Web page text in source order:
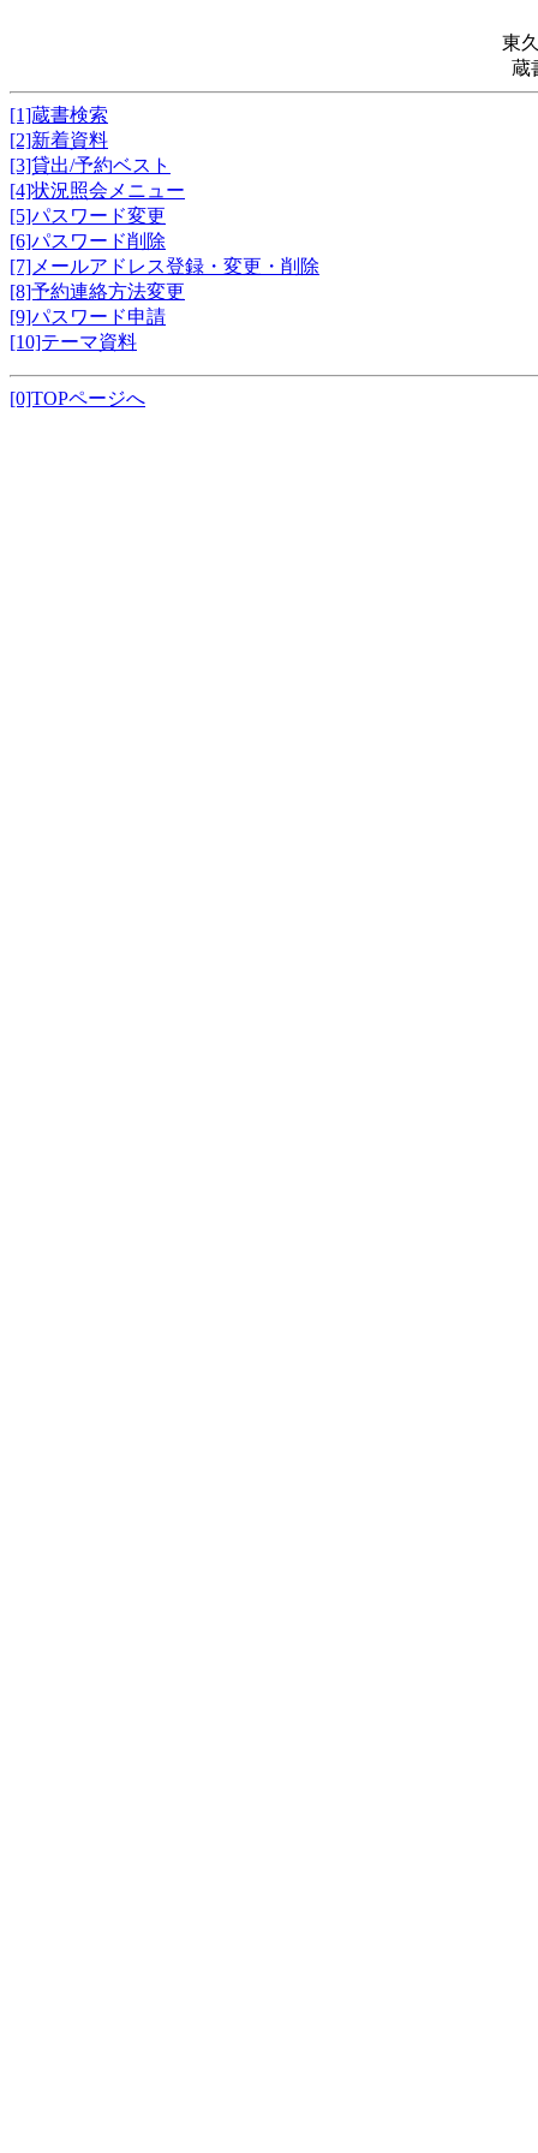
東
蔵
[1]蔵書検索
[2]新着資料
[3]貸出/予約ベスト
[4]状況照会メニュー
[5]パスワード変更
[6]パスワード削除
[7]メールアドレス登録・変更・削除
[8]予約連絡方法変更
[9]パスワード申請
[10]テーマ資料
[0]TOPページへ